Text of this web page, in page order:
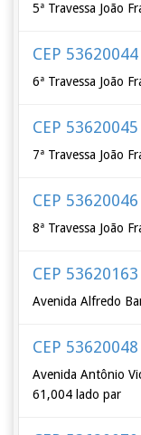
5ª Travessa João
CEP 53620044
6ª Travessa João
CEP 53620045
7ª Travessa João
CEP 53620046
8ª Travessa João
CEP 53620163
Avenida Alfredo
CEP 53620048
Avenida Antônio
61,004 lado par